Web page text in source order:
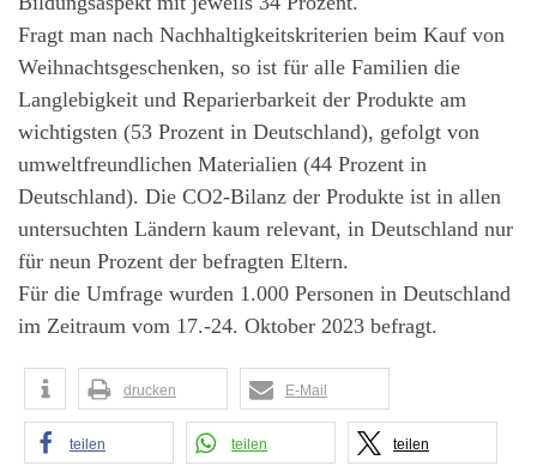
Fragt man nach Nachhaltigkeitskriterien beim Kauf von
Weihnachtsgeschenken, so ist für alle Familien die
Langlebigkeit und Reparierbarkeit der Produkte am
wichtigsten (53 Prozent in Deutschland), gefolgt von
umweltfreundlichen Materialien (44 Prozent in
Deutschland). Die CO2-Bilanz der Produkte ist in allen
untersuchten Ländern kaum relevant, in Deutschland nur
für neun Prozent der befragten Eltern.
Für die Umfrage wurden 1.000 Personen in Deutschland
im Zeitraum vom 17.-24. Oktober 2023 befragt.
drucken E-Mail
teilen teilen teilen